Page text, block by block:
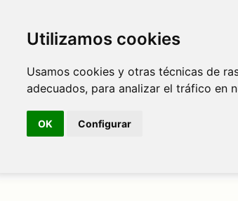
Utilizamos cookies
Usamos cookies y otras técnicas de
adecuados, para analizar el tráfico en
OK Configurar